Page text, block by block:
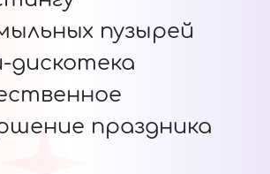
пузырей
дискотека
праздника